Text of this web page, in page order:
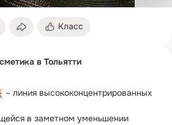
Класс
в Тольятти
– линия высококонцентрированных
в заметном уменьшении